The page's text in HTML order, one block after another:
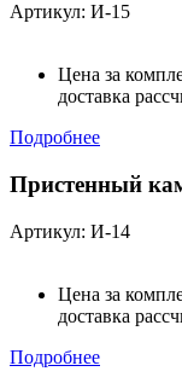
Артикул: И-15
Цена за
доставка
Подробнее
Пристенный
Артикул: И-14
Цена за
доставка
Подробнее